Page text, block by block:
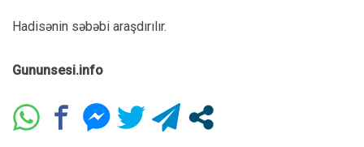
Hadisənin səbəbi araşdırılır.
Gununsesi.info